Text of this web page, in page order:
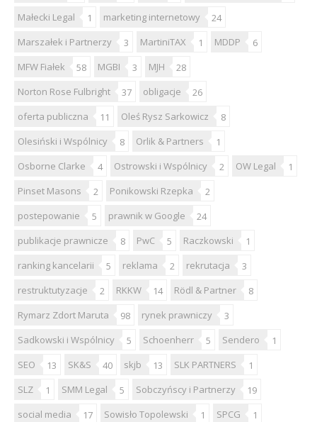
Małecki Legal
1 marketing internetowy
24
Marszałek i Partnerzy
3 MartiniTAX 1 MDDP
6
MFW Fiałek
58 MGBI 3 MJH
28
Norton Rose Fulbright
37 obligacje
26
oferta publiczna
11 Oleś Rysz Sarkowicz
8
Olesiński i Wspólnicy
8 Orlik & Partners
1
Osborne Clarke
4 Ostrowski i Wspólnicy 2 OW Legal
1
Pinset Masons
2 Ponikowski Rzepka
2
postepowanie
5 prawnik w Google
24
publikacje prawnicze
8 PwC 5 Raczkowski
1
ranking kancelarii
5 reklama 2 rekrutacja
3
restruktutyzacje
2 RKKW 14 Rödl & Partner
8
Rymarz Zdort Maruta
98 rynek prawniczy
3
Sadkowski i Wspólnicy
5 Schoenherr 5 Sendero
1
SEO
13 SK&S 40 skjb 13 SLK PARTNERS
1
SLZ
1 SMM Legal 5 Sobczyńscy i Partnerzy
19
social media
17 Sowisło Topolewski 1 SPCG
1